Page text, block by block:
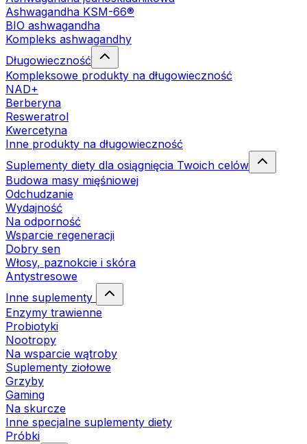
Ashwagandha KSM-66®
BIO ashwagandha
Kompleks ashwagandhy
Długowieczność
Kompleksowe produkty na długowieczność
NAD+
Berberyna
Resweratrol
Kwercetyna
Inne produkty na długowieczność
Suplementy diety dla osiągnięcia Twoich celów
Budowa masy mięśniowej
Odchudzanie
Wydajność
Na odporność
Wsparcie regeneracji
Dobry sen
Włosy, paznokcie i skóra
Antystresowe
Inne suplementy
Enzymy trawienne
Probiotyki
Nootropy
Na wsparcie wątroby
Suplementy ziołowe
Grzyby
Gaming
Na skurcze
Inne specjalne suplementy diety
Próbki